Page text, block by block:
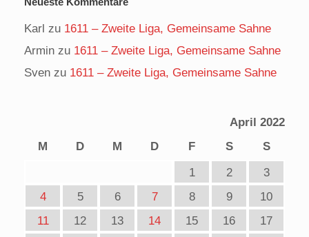
Karl zu 1611 – Zweite Liga, Gemeinsame Sahne
Armin zu 1611 – Zweite Liga, Gemeinsame Sahne
Sven zu 1611 – Zweite Liga, Gemeinsame Sahne
April 2022
M
D M D F S
S
1
2
3
4
5 6 7 8 9
10
11
12 13 14 15 16
17